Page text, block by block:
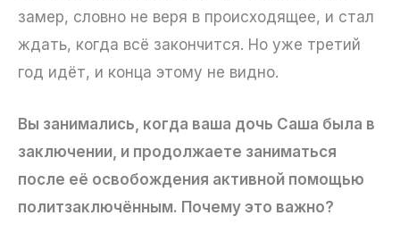
замер, словно не веря в происходящее, и стал
ждать, когда всё закончится. Но уже третий
год идёт, и конца этому не видно.
Вы занимались, когда ваша дочь Саша была в
заключении, и продолжаете заниматься
после её освобождения активной помощью
политзаключённым. Почему это важно?